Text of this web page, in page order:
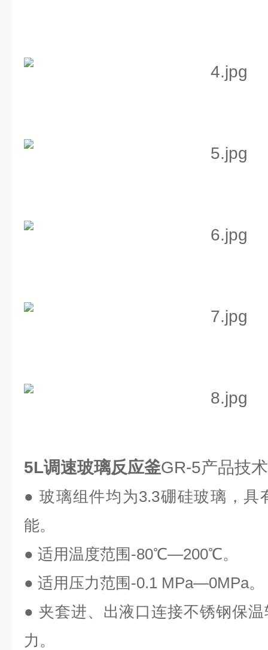
5L调速玻璃反应釜GR-5产品技
● 玻璃组件均为3.3硼硅玻璃，具
能。
● 适用温度范围-80℃—200℃。
● 适用压力范围-0.1 MPa—0MPa。
● 夹套进、出液口连接不锈钢保
力。